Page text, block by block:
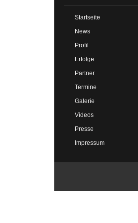
Startseite
News
Profil
Erfolge
Partner
Termine
Galerie
Videos
Presse
Impressum